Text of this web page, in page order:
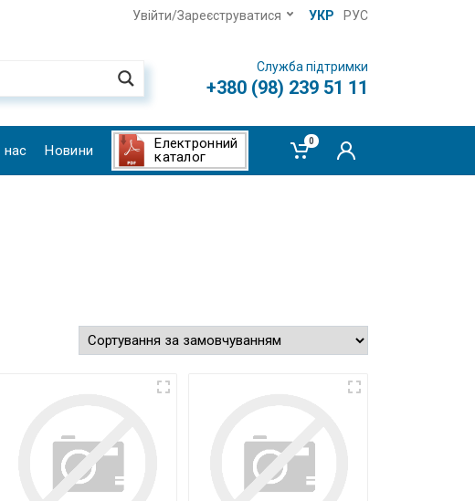
Увійти/Зареєструватися УКР РУС
Служба підтримки
+380 (98) 239 51 11
Новини
Електронний
каталог
0